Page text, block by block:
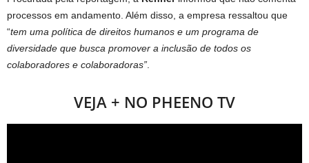
processos em andamento. Além disso, a empresa ressaltou que
“tem uma política de direitos humanos e um programa de
diversidade que busca promover a inclusão de todos os
colaboradores e colaboradoras”
VEJA + NO PHEENO TV